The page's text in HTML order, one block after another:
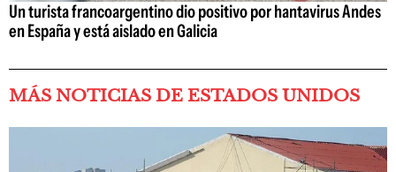
Un turista francoargentino dio positivo por hantavirus Andes
en España y está aislado en Galicia
MÁS NOTICIAS DE ESTADOS UNIDOS